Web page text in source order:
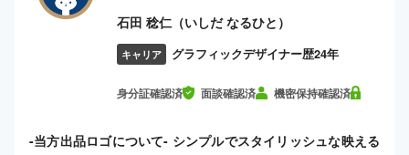
石田 稔仁（いしだ なるひと）
キャリア グラフィックデザイナー歴24年
身分証確認済 面談確認済 機密保持確認済
-当方出品ロゴについて- シンプルでスタイリッシュな映える